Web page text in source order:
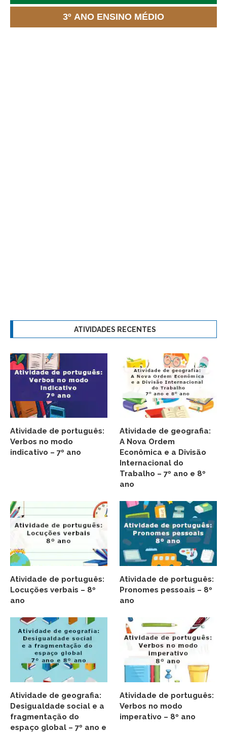
3º ANO ENSINO MÉDIO
ATIVIDADES RECENTES
Atividade de português:
Verbos no modo
indicativo – 7º ano
Atividade de geografia:
A Nova Ordem
Econômica e a Divisão
Internacional do
Trabalho – 7º ano e 8º
ano
Atividade de português:
Locuções verbais – 8º
ano
Atividade de português:
Pronomes pessoais – 8º
ano
Atividade de geografia:
Desigualdade social e a
fragmentação do
espaço global – 7º ano e
Atividade de português:
Verbos no modo
imperativo – 8º ano